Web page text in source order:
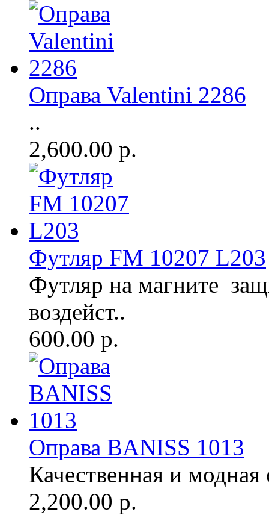
Оправа Valentini 2286
..
2,600.00 р.
Футляр FM 10207 L203
Футляр на магните
воздейст..
600.00 р.
Оправа BANISS 1013
Качественная и модная
2,200.00 р.